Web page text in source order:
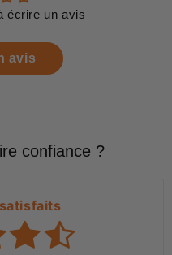
écrire un avis
avis
confiance ?